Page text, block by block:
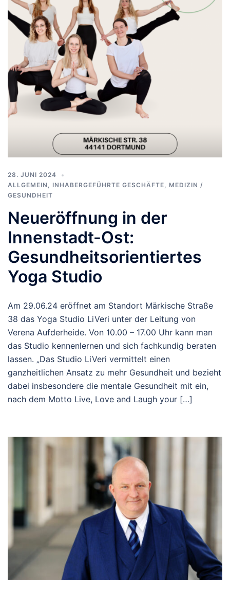
28. JUNI 2024
ALLGEMEIN
INHABERGEFÜHRTE GESCHÄFTE
MEDIZIN /
GESUNDHEIT
Neueröffnung in der
Innenstadt-Ost:
Gesundheitsorientiertes
Yoga Studio
Am 29.06.24 eröffnet am Standort Märkische Straße
38 das Yoga Studio LiVeri unter der Leitung von
Verena Aufderheide. Von 10.00 – 17.00 Uhr kann man
das Studio kennenlernen und sich fachkundig beraten
lassen. „Das Studio LiVeri vermittelt einen
ganzheitlichen Ansatz zu mehr Gesundheit und bezieht
dabei insbesondere die mentale Gesundheit mit ein,
nach dem Motto Live, Love and Laugh your […]